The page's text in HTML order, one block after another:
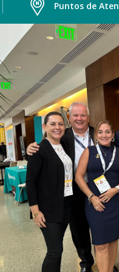
Puntos de